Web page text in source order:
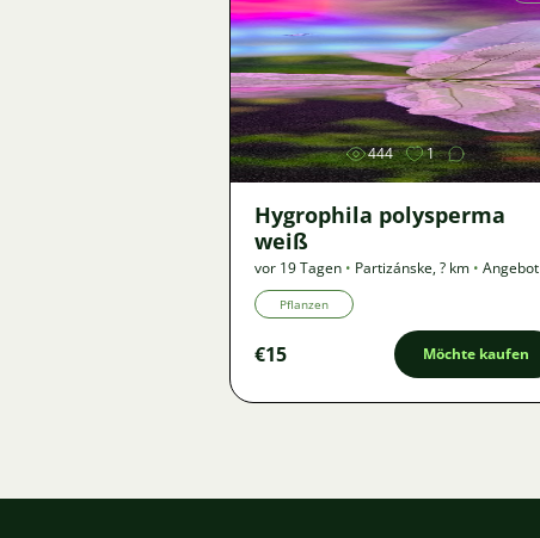
Bild
444 1
Hygrophila polysperma
weiß
vor 19 Tagen • Partizánske,? km • Angebot
Pflanzen
€15 Möchte kaufen